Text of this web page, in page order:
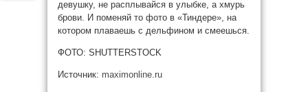
девушку, не расплывайся в улыбке, а хмурь
брови. И поменяй то фото в «Тиндере», на
котором плаваешь с дельфином и смеешься.
ФОТО: SHUTTERSTOCK
Источник: maximonline.ru